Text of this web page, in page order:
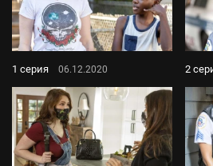
1 серия 06.12.2020 2